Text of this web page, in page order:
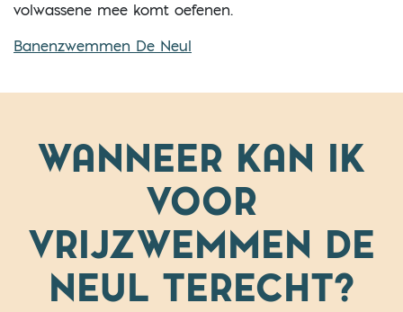
volwassene mee komt oefenen.
Banenzwemmen De Neul
WANNEER KAN IK
VOOR
VRIJZWEMMEN DE
NEUL TERECHT?